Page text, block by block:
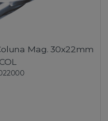
Mag. 30x22mm